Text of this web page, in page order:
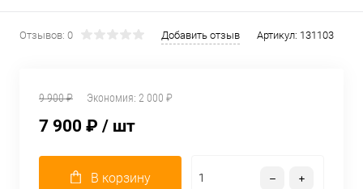
Отзывов: 0 Добавить отзыв Артикул: 131103
9 900 ₽ Экономия: 2 000 ₽
7 900 ₽ / шт
В корзину